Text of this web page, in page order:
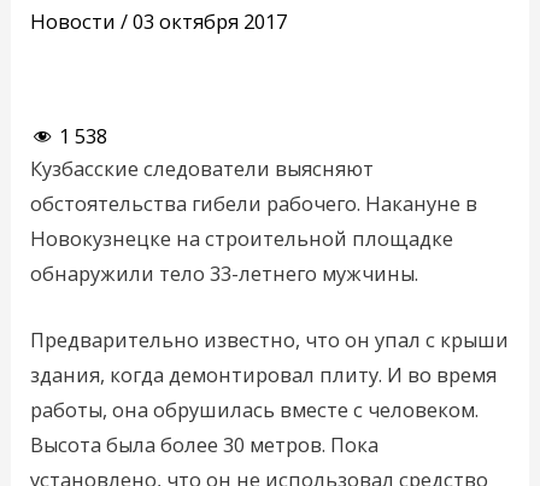
Новости /03 октября 2017
1 538
Кузбасские следователи выясняют
обстоятельства гибели рабочего. Накануне в
Новокузнецке на строительной площадке
обнаружили тело 33-летнего мужчины.
Предварительно известно, что он упал с крыши
здания, когда демонтировал плиту. И во время
работы, она обрушилась вместе с человеком.
Высота была более 30 метров. Пока
установлено, что он не использовал средство